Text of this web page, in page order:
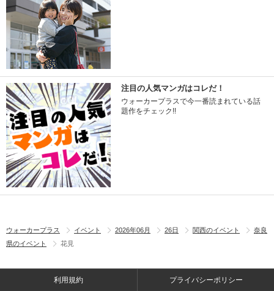
注目の人気マンガはコレだ！
ウォーカープラスで今一番読まれている話
題作をチェック!!
ウォーカープラス イベント 2026年06月 26日 関西のイベント
奈良
県のイベント
花見
利用規約 プライバシーポリシー